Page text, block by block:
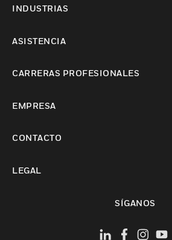
INDUSTRIAS
ASISTENCIA
CARRERAS PROFESIONALES
EMPRESA
CONTACTO
LEGAL
SÍGANOS